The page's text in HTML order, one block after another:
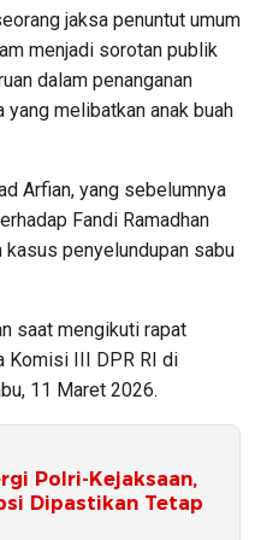
jaksa penuntut umum
menjadi sorotan publik
dalam penanganan
melibatkan anak buah
Arfian, yang sebelumnya
Fandi Ramadhan
penyelundupan sabu
saat mengikuti rapat
Komisi III DPR RI di
11 Maret 2026.
Polri-Kejaksaan,
Dipastikan Tetap